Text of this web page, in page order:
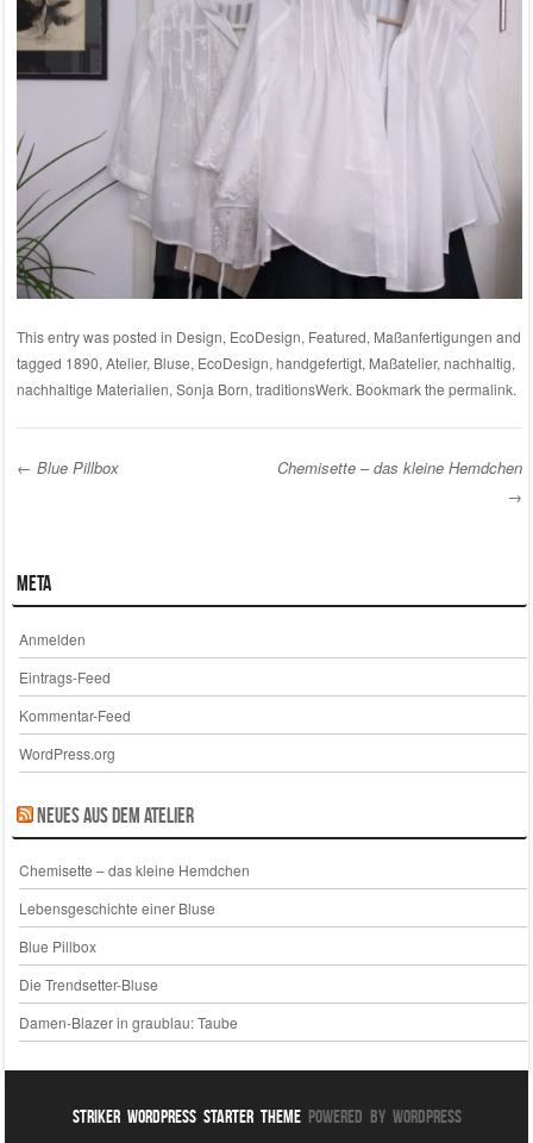
This entry was posted in Design, EcoDesign, Featured, Maßanfertigungen and
tagged 1890,Atelier, Bluse, EcoDesign,handgefertigt, Maßatelier,nachhaltig,
nachhaltige Materialien,Sonja Born,traditionsWerk. Bookmark the permalink.
← Blue Pillbox
Chemisette – das kleine Hemdchen
→
Meta
Anmelden
Eintrags-Feed
Kommentar-Feed
WordPress.org
Neues aus dem Atelier
Chemisette – das kleine Hemdchen
Lebensgeschichte einer Bluse
Blue Pillbox
Die Trendsetter-Bluse
Damen-Blazer in graublau: Taube
Striker WordPress Starter ThemePowered By WordPress